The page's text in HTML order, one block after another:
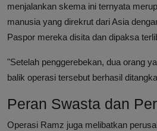
menjalankan skema ini ternyata
manusia yang direkrut dari Asia
Paspor mereka disita dan dipaksa
"Setelah penggerebekan, dua orang
balik operasi tersebut berhasil
Peran Swasta dan
Operasi Ramz juga melibatkan